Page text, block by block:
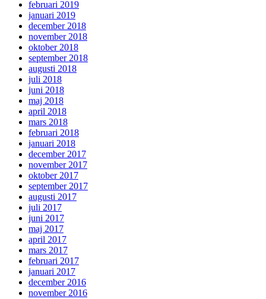
februari 2019
januari 2019
december 2018
november 2018
oktober 2018
september 2018
augusti 2018
juli 2018
juni 2018
maj 2018
april 2018
mars 2018
februari 2018
januari 2018
december 2017
november 2017
oktober 2017
september 2017
augusti 2017
juli 2017
juni 2017
maj 2017
april 2017
mars 2017
februari 2017
januari 2017
december 2016
november 2016